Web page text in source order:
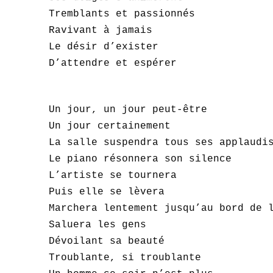
Tremblants et passionnés
Ravivant à jamais
Le désir d’exister
D’attendre et espérer
Un jour, un jour peut-être
Un jour certainement
La salle suspendra tous ses
Le piano résonnera son silence
L’artiste se tournera
Puis elle se lèvera
Marchera lentement jusqu’au bord de
Saluera les gens
Dévoilant sa beauté
Troublante, si troublante